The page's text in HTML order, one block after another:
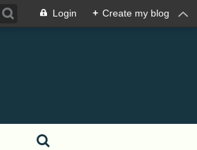
Login + Create my blog